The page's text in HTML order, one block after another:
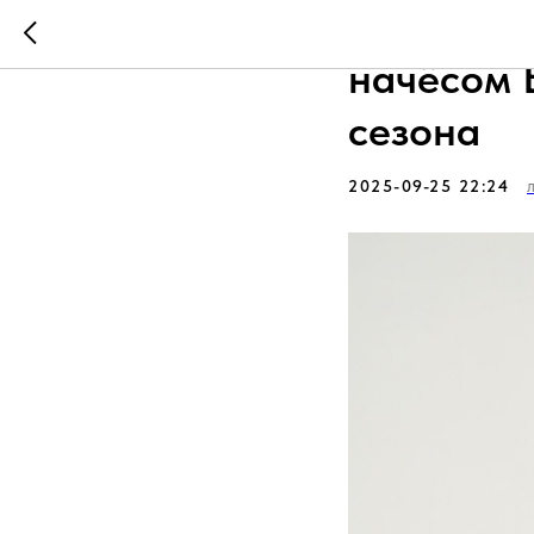
начёсом
сезона
2025-09-25 22:24